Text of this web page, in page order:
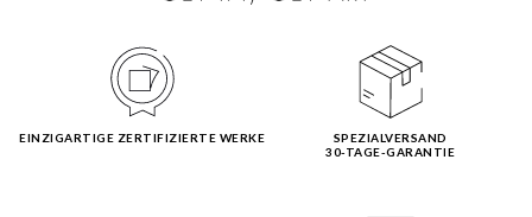
EINZIGARTIGE ZERTIFIZIERTE WERKE
SPEZIALVERSAND
30-TAGE-GARANTIE